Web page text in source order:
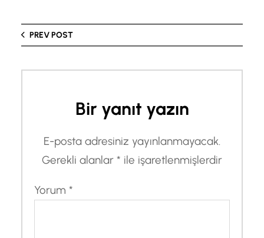
PREV POST
Bir yanıt yazın
E-posta adresiniz yayınlanmayacak.
Gerekli alanlar * ile işaretlenmişlerdir
Yorum *